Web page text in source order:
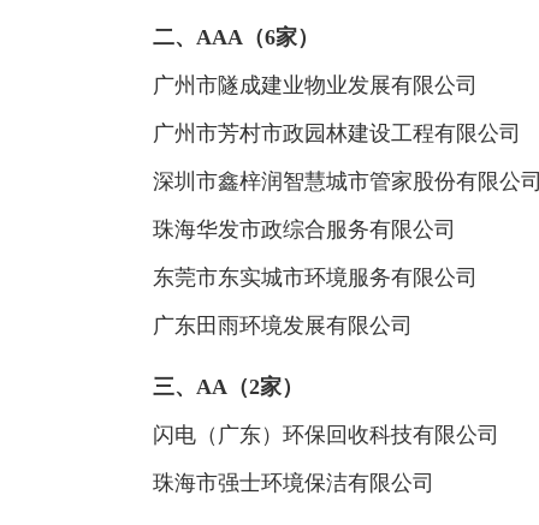
二、AAA（6家）
广州市隧成建业物业发展有限公司
广州市芳村市政园林建设工程有限公司
深圳市鑫梓润智慧城市管家股份有限公
珠海华发市政综合服务有限公司
东莞市东实城市环境服务有限公司
广东田雨环境发展有限公司
三、AA（2家）
闪电（广东）环保回收科技有限公司
珠海市强士环境保洁有限公司